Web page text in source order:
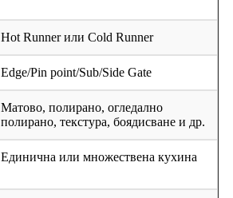
Hot Runner или Cold Runner
Edge/Pin point/Sub/Side Gate
Матово, полирано, огледално
полирано, текстура, боядисване и др.
Единична или множествена кухина